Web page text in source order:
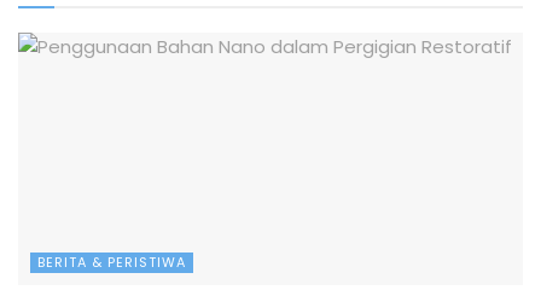
BERITA & PERISTIWA